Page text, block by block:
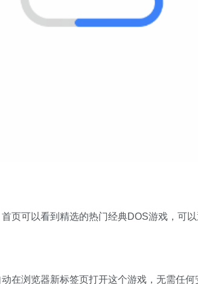
页可以看到精选的热门经典DOS游戏，可
在浏览器新标签页打开这个游戏，无需任何